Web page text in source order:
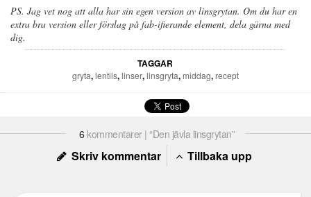
PS. Jag vet nog att alla har sin egen version av linsgrytan. Om du har en
extra bra version eller förslag på fab-ifierande element, dela gärna med
dig.
TAGGAR
gryta,lentils,linser,linsgryta,middag,recept
6 kommentarer | “Den jävla linsgrytan”
Skriv kommentar Tillbaka upp